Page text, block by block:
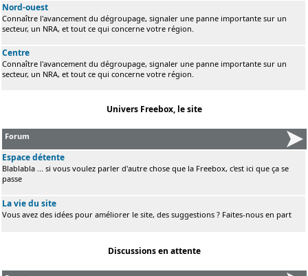
Nord-ouest
Connaître l'avancement du dégroupage, signaler une panne importante sur un
secteur, un NRA, et tout ce qui concerne votre région.
Centre
Connaître l'avancement du dégroupage, signaler une panne importante sur un
secteur, un NRA, et tout ce qui concerne votre région.
Univers Freebox, le site
Forum
Espace détente
Blablabla ... si vous voulez parler d'autre chose que la Freebox, c'est ici que ça se
passe
La vie du site
Vous avez des idées pour améliorer le site, des suggestions ? Faites-nous en part
Discussions en attente